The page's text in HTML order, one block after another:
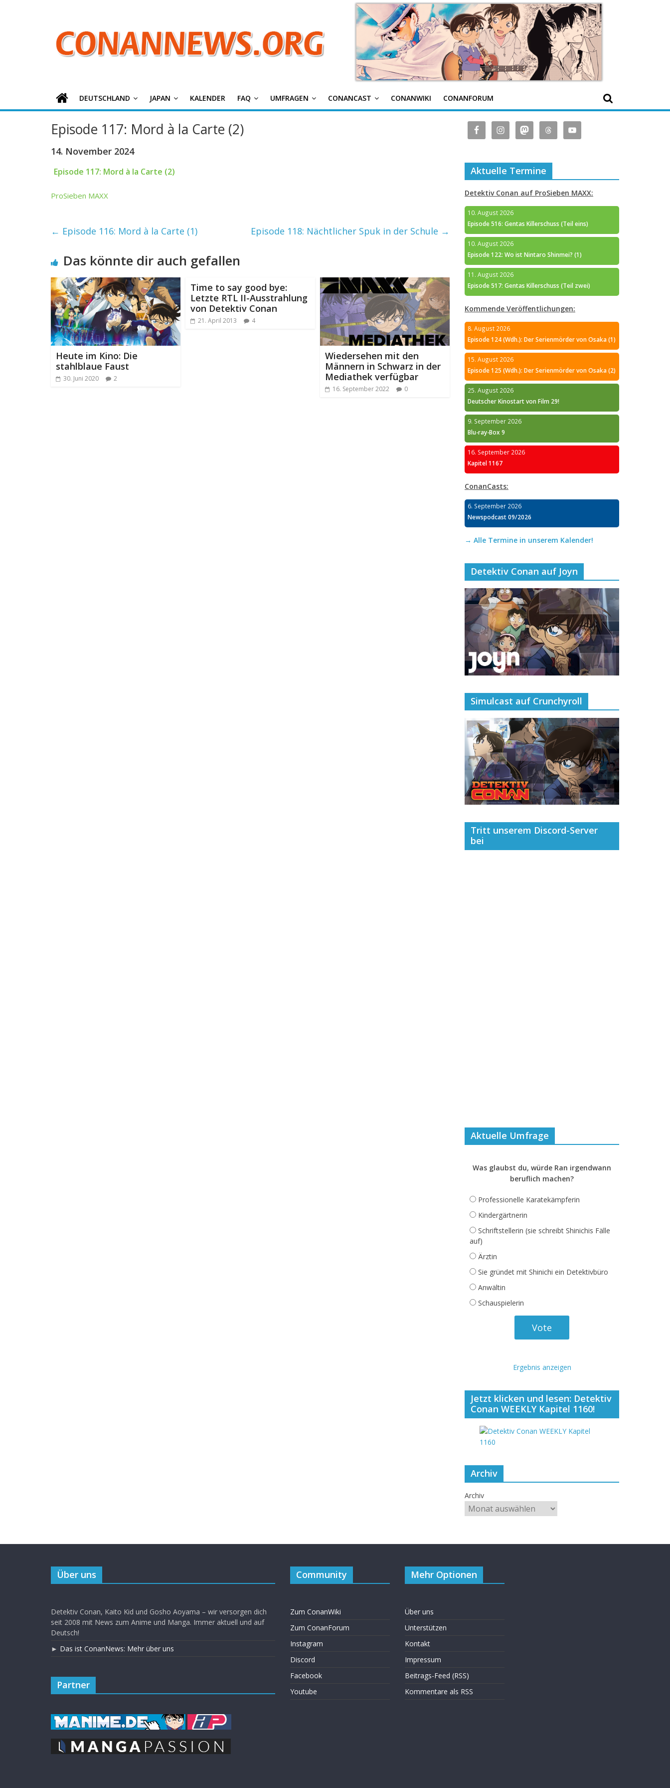
Detektiv
Conan
News
DEUTSCHLAND JAPAN KALENDER FAQ UMFRAGEN CONANCAST CONANWIKI CONANFORUM
Episode 117: Mord à la Carte (2)
14. November 2024
Episode 117: Mord à la Carte (2)
ProSieben MAXX
← Episode 116: Mord à la Carte (1) Episode 118: Nächtlicher Spuk in der Schule →
Das könnte dir auch gefallen
Heute im Kino: Die
stahlblaue Faust
30. Juni 2020 2
Time to say good bye:
Letzte RTL II-Ausstrahlung
von Detektiv Conan
21. April 2013 4
Wiedersehen mit den
Männern in Schwarz in der
Mediathek verfügbar
16. September 2022 0
Aktuelle Termine
Detektiv Conan auf ProSieben MAXX:
10. August 2026
Episode 516: Gentas Killerschuss (Teil eins)
10. August 2026
Episode 122: Wo ist Nintaro Shinmei? (1)
11. August 2026
Episode 517: Gentas Killerschuss (Teil zwei)
Kommende Veröffentlichungen:
8. August 2026
Episode 124 (Wdh.): Der Serienmörder von Osaka (1)
15. August 2026
Episode 125 (Wdh.): Der Serienmörder von Osaka (2)
25. August 2026
Deutscher Kinostart von Film 29!
9. September 2026
Blu-ray-Box 9
16. September 2026
Kapitel 1167
ConanCasts:
6. September 2026
Newspodcast 09/2026
→ Alle Termine in unserem Kalender!
Detektiv Conan auf Joyn
Simulcast auf Crunchyroll
Tritt unserem Discord-Server
bei
Aktuelle Umfrage
Was glaubst du, würde Ran irgendwann
beruflich machen?
Professionelle Karatekämpferin
Kindergärtnerin
Schriftstellerin (sie schreibt Shinichis Fälle
auf)
Ärztin
Sie gründet mit Shinichi ein Detektivbüro
Anwältin
Schauspielerin
Ergebnis anzeigen
Jetzt klicken und lesen: Detektiv
Conan WEEKLY Kapitel 1160!
Archiv
Archiv
Über uns
Detektiv Conan, Kaito Kid und Gosho Aoyama – wir versorgen dich
seit 2008 mit News zum Anime und Manga. Immer aktuell und auf
Deutsch!
► Das ist ConanNews: Mehr über uns
Partner
Community
Zum ConanWiki
Zum ConanForum
Instagram
Discord
Facebook
Youtube
Mehr Optionen
Über uns
Unterstützen
Kontakt
Impressum
Beitrags-Feed (RSS)
Kommentare als RSS